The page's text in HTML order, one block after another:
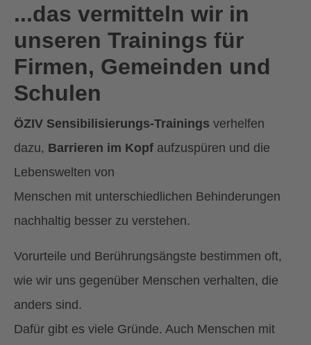
...das vermitteln wir in
unseren Trainings für
Firmen, Gemeinden und
Schulen
ÖZIV Sensibilisierungs-Trainings verhelfen
dazu, Barrieren im Kopf aufzuspüren und die
Lebenswelten von
Menschen mit unterschiedlichen Behinderungen
nachhaltig besser zu verstehen.
Vorurteile und Berührungsängste bestimmen oft,
wie wir uns gegenüber Menschen verhalten, die
anders sind.
Dafür gibt es viele Gründe. Auch Menschen mit